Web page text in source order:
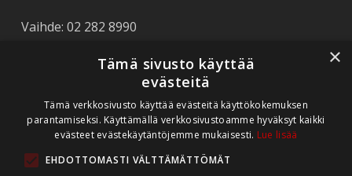
Vaihde: 02 282 8990
Tarjouspyynnöt: myynti(at)rediteq.fi
Tukipyynnöt: tuki(at)rediteq.fi
×
Tämä sivusto käyttää
evästeitä
Tämä verkkosivusto käyttää evästeitä käyttökokemuksen
parantamiseksi. Käyttämällä verkkosivustoamme hyväksyt kaikki
evästeet evästekäytäntöjemme mukaisesti. Lue lisää
EHDOTTOMASTI VÄLTTÄMÄTTÖMÄT